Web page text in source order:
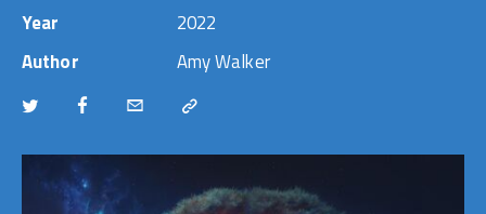
Year
2022
Author
Amy Walker